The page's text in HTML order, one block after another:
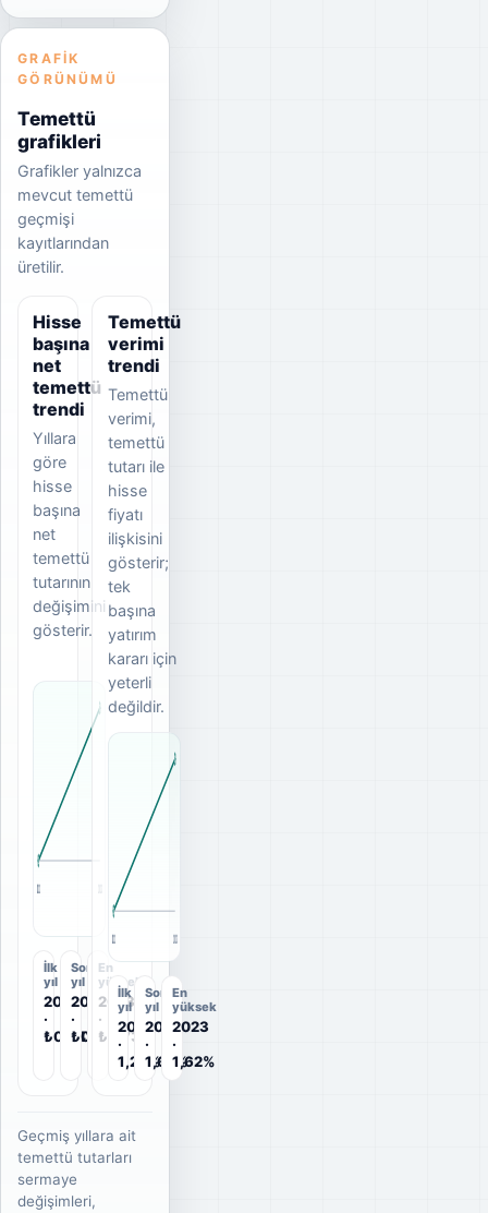
GRAFIK
GÖRÜNÜMÜ
Temettü
grafikleri
Grafikler yalnızca
mevcut temettü
geçmişi
kayıtlarından
üretilir.
Hisse
başına
net
temettü
trendi
Yıllara
göre
hisse
başına
net
temettü
tutarının
değişimini
gösterir.
2022
İlk
yıl
2022
·
₺0,2414
Son
yıl
2023
·
₺0,735
En
yüksek
2023
·
₺0,735
Temettü
verimi
trendi
Temettü
verimi,
temettü
tutarı ile
hisse
fiyatı
ilişkisini
gösterir;
tek
başına
yatırım
kararı için
yeterli
değildir.
2022 2023
İlk
yıl
2022
·
1,28%
Son
yıl
2023
·
1,62%
En
yüksek
2023
·
1,62%
Geçmiş yıllara ait
temettü tutarları
sermaye
değişimleri,